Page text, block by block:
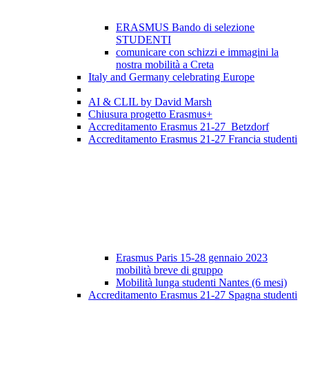
ERASMUS Bando di selezione
STUDENTI
comunicare con schizzi e immagini la
nostra mobilità a Creta
Italy and Germany celebrating Europe
AI & CLIL by David Marsh
Chiusura progetto Erasmus+
Accreditamento Erasmus 21-27 Betzdorf
Accreditamento Erasmus 21-27 Francia studenti
Erasmus Paris 15-28 gennaio 2023
mobilità breve di gruppo
Mobilità lunga studenti Nantes (6 mesi)
Accreditamento Erasmus 21-27 Spagna studenti